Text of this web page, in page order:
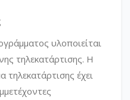
υλοποιείται
τηλεκατάρτισης. Η
έχει